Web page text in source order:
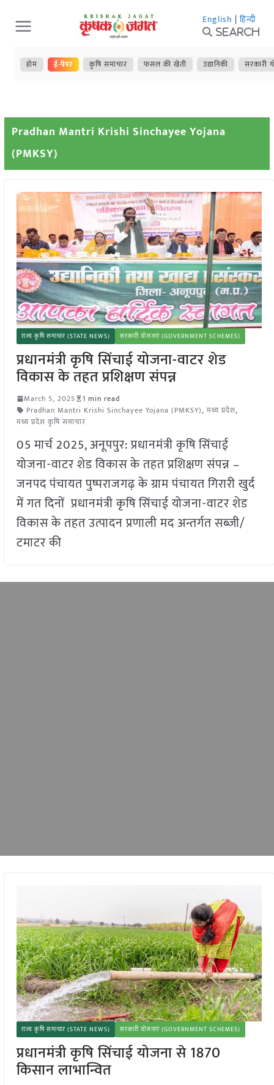
Skip
to
content
English | हिन्दी
Search
होम ई-पेपर कृषि समाचार फसल की खेती उद्यानिकी सरकारी
Pradhan Mantri Krishi Sinchayee Yojana
(PMKSY)
राज्य कृषि समाचार (STATE NEWS) सरकारी योजनाएं (GOVERNMENT SCHEMES)
प्रधानमंत्री कृषि सिंचाई योजना-वाटर शेड
विकास के तहत प्रशिक्षण संपन्न
March 5, 2025
1 min read
Pradhan Mantri Krishi Sinchayee Yojana (PMKSY), मध्य प्रदेश,
मध्य प्रदेश कृषि समाचार
05 मार्च 2025, अनूपपुर: प्रधानमंत्री कृषि सिंचाई
योजना-वाटर शेड विकास के तहत प्रशिक्षण संपन्न –
जनपद पंचायत पुष्पराजगढ़ के ग्राम पंचायत गिरारी खुर्द
में गत दिनों प्रधानमंत्री कृषि सिंचाई योजना-वाटर शेड
विकास के तहत उत्पादन प्रणाली मद अन्तर्गत सब्जी/
टमाटर की
राज्य कृषि समाचार (STATE NEWS) सरकारी योजनाएं (GOVERNMENT SCHEMES)
प्रधानमंत्री कृषि सिंचाई योजना से 1870
किसान लाभान्वित